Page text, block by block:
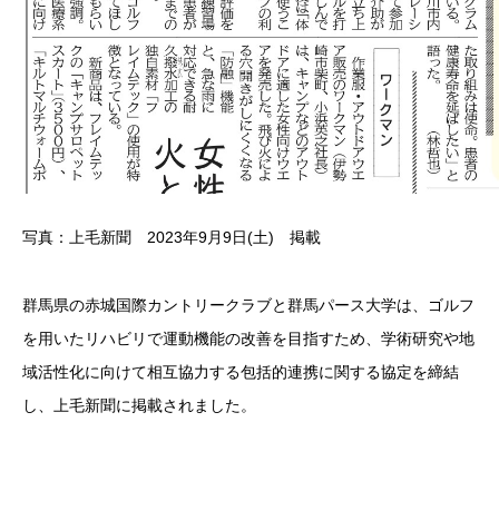
写真：上毛新聞 2023年9月9日(土) 掲載
群馬県の赤城国際カントリークラブと群馬パース大学は、ゴルフ
を用いたリハビリで運動機能の改善を目指すため、学術研究や地
域活性化に向けて相互協力する包括的連携に関する協定を締結
し、上毛新聞に掲載されました。